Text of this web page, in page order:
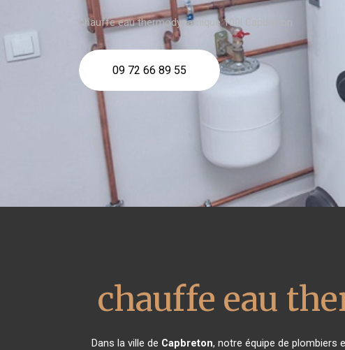
chauffe eau thermodynamique 100l Capbreton
09 72 66 89 55
chauffe eau
Dans la ville de Capbreton, notre équipe de plombiers